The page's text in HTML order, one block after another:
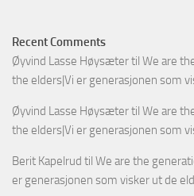
Recent Comments
Øyvind Lasse Høysætertil We are
the elders|Vi er generasjonen som
Øyvind Lasse Høysætertil We are
the elders|Vi er generasjonen som
Berit Kapelrud til We are the
er generasjonen som visker ut de